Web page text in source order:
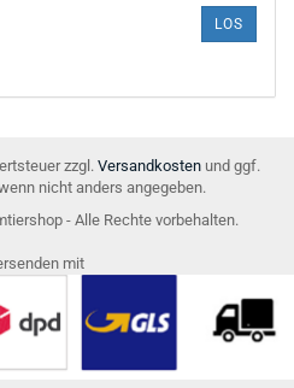
LOS
zzgl. Versandkosten und ggf.
nicht anders angegeben.
- Alle Rechte vorbehalten.
mit